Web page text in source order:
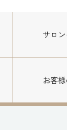
サロ
お客